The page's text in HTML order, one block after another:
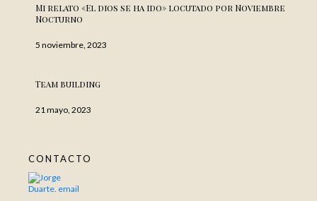
Mi relato «El dios se ha ido» locutado por Noviembre
Nocturno
5 noviembre, 2023
Team building
21 mayo, 2023
CONTACTO